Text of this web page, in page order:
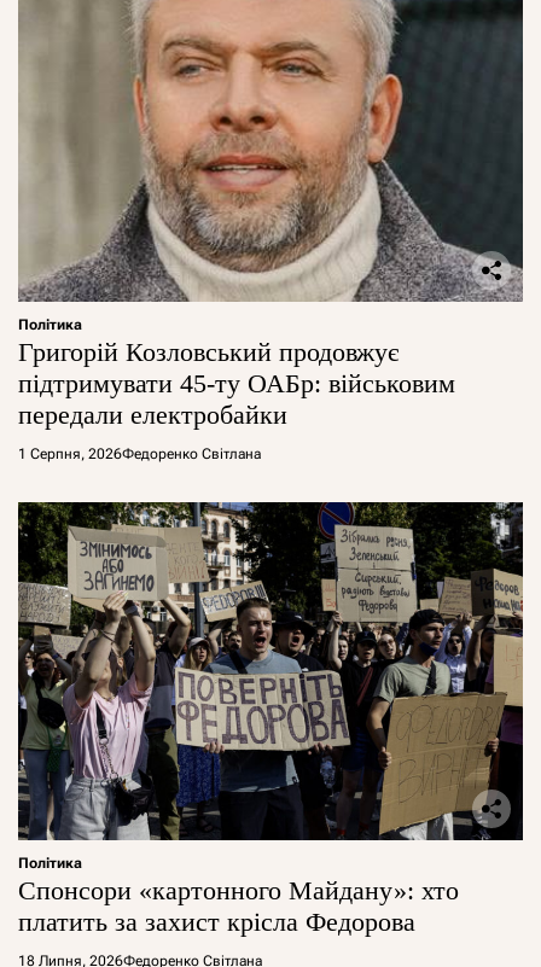
Політика
Григорій Козловський продовжує
підтримувати 45-ту ОАБр: військовим
передали електробайки
1 Серпня, 2026Федоренко Світлана
Політика
Спонсори «картонного Майдану»: хто
платить за захист крісла Федорова
18 Липня, 2026Федоренко Світлана